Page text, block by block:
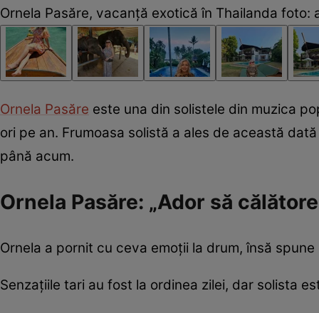
Ornela Pasăre, vacanță exotică în Thailanda foto:
Ornela Pasăre este una din solistele din muzica
ori pe an. Frumoasa solistă a ales de această
până acum.
Ornela Pasăre: „Ador să
Ornela a pornit cu ceva emoții la drum, însă
Senzațiile tari au fost la ordinea zilei, dar solista